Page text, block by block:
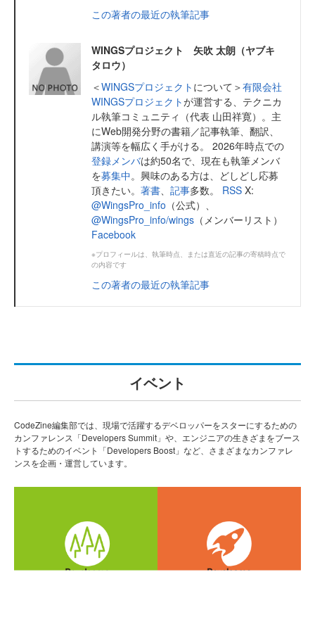
この著者の最近の執筆記事
WINGSプロジェクト 矢吹 太朗（ヤブキ
タロウ）
＜WINGSプロジェクト について＞有限会社
WINGSプロジェクトが運営する、テクニカ
ル執筆コミュニティ（代表 山田祥寛）。主
にWeb開発分野の書籍／記事執筆、翻訳、
講演等を幅広く手がける。 2026年時点での
登録メンバは約50名で、現在も執筆メンバ
を募集中。興味のある方は、どしどし応募
頂きたい。 著書 記事多数。 RSS X:
@WingsPro_info （公式）、
@WingsPro_info/wings （メンバーリスト）
Facebook
※プロフィールは、執筆時点、または直近の記事の寄稿時点で
の内容です
この著者の最近の執筆記事
イベント
CodeZine編集部では、現場で活躍するデベロッパーをスターにするための
カンファレンス「Developers Summit」や、エンジニアの生きざまをブース
トするためのイベント「Developers Boost」など、さまざまなカンファレ
ンスを企画・運営しています。